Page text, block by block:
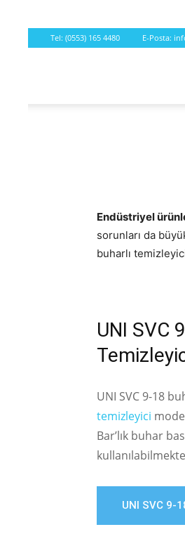
Tel: (0553) 165 4480 E-Posta:
Endüstriyel
sorunları da
buharlı
UNI SVC
UNI SVC 9-18
temizleyici
Bar’lık buhar
UNI SVC 9-